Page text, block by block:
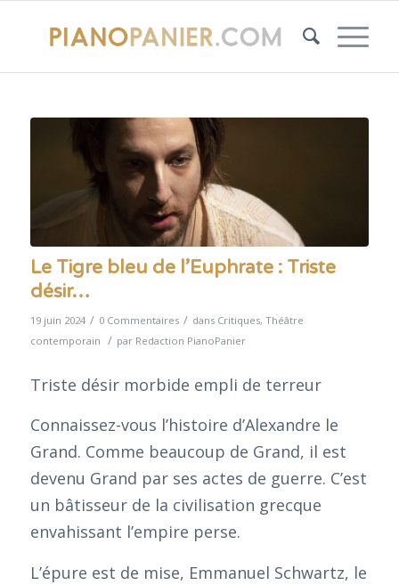
Le Tigre bleu de l’Euphrate : Triste
désir…
19 juin 2024 / 0 Commentaires / dans Critiques, Théâtre
contemporain / par Redaction PianoPanier
Triste désir morbide empli de terreur
Connaissez-vous l’histoire d’Alexandre le
Grand. Comme beaucoup de Grand, il est
devenu Grand par ses actes de guerre. C’est
un bâtisseur de la civilisation grecque
envahissant l’empire perse.
L’épure est de mise, Emmanuel Schwartz, le